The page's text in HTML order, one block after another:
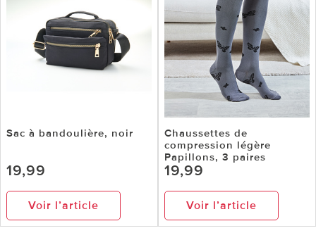
Sac à bandoulière, noir
19,99
Voir l’article
Chaussettes de
compression légère
Papillons, 3 paires
19,99
Voir l’article